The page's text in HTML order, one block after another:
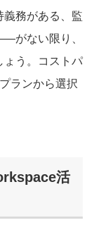
務がある、監
がない限り、
ょう。コストパ
ランから選択
活